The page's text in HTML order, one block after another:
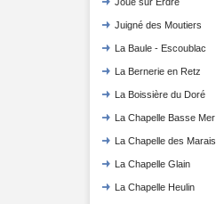
Juigné des Moutiers
La Baule - Escoublac
La Bernerie en Retz
La Boissière du Doré
La Chapelle Basse Mer
La Chapelle des Marais
La Chapelle Glain
La Chapelle Heulin